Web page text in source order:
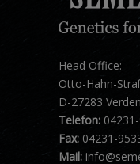
Head Office:
Otto-Hahn-
D-27283 Verden
Telefon:
Fax: 04231-
Mail: